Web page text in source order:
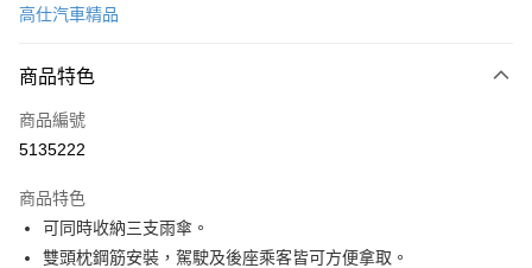
3 期 0 利率 每期
合作金庫商業銀行
上海商業儲蓄銀行
臺灣中小企業銀行
匯豐（台灣）商業銀行
聯邦商業銀行
遠東國際商業銀行
超商取貨付款
LINE Pay
Apple Pay
街口支付
高仕汽車精品
商品特色
商品編號
5135222
商品特色
可同時收納三支雨傘。
雙頭枕鋼筋安裝，駕駛及後座乘客皆可方便拿取。